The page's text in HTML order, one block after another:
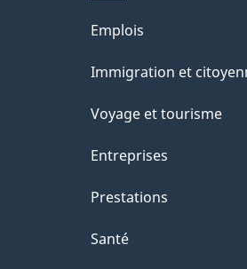
Thèmes
et
Emplois
Immigration et
Voyage et tourisme
Entreprises
Prestations
Santé